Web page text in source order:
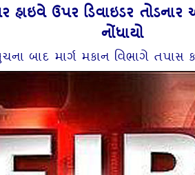
હાઇવે ઉપર ડિવાઇડર તોડનાર
નોંધાયો
બાદ માર્ગ મકાન વિભાગે તપાસ